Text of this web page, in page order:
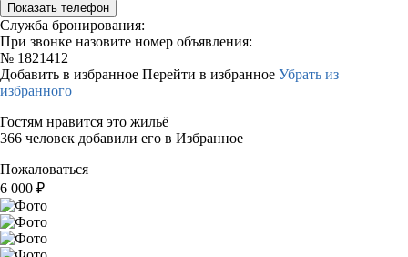
Показать телефон
Служба бронирования:
При звонке назовите номер объявления:
№ 1821412
Добавить в избранное Перейти в избранное Убрать из
избранного
Гостям нравится это жильё
366 человек добавили его в Избранное
Пожаловаться
6 000 ₽